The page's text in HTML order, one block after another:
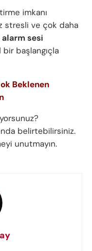
imkanı
stresli ve çok daha
alarm sesi
başlangıçla
Beklenen
belirtebilirsiniz.
unutmayın.